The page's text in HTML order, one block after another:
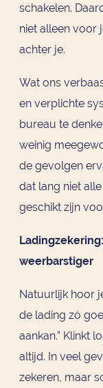
schakelen.
niet alleen voor
achter je.
Wat ons
en verplichte
bureau te
weinig
de gevolgen
dat lang niet
geschikt zijn
weerbarstiger
Natuurlijk hoor
de lading zó
aankan.” Klinkt
altijd. In veel
zekeren, maar